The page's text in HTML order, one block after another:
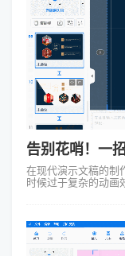
告别花哨！一
在现代演示文稿的制
时候过于复杂的动画